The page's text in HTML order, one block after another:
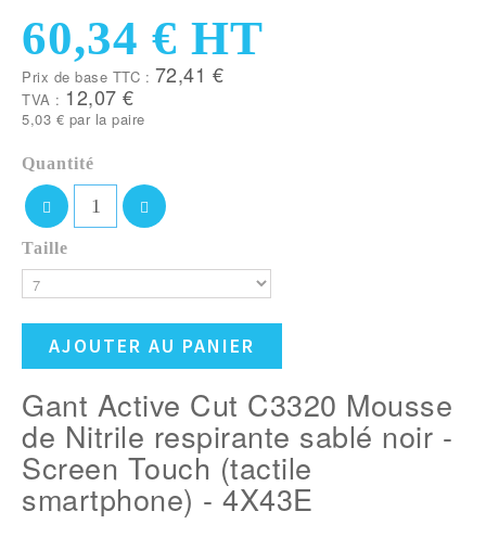
60,34 € HT
Prix de base TTC : 72,41 €
TVA : 12,07 €
5,03 € par la paire
Quantité
Taille
AJOUTER AU PANIER
Gant Active Cut C3320 Mousse
de Nitrile respirante sablé noir -
Screen Touch (tactile
smartphone) - 4X43E